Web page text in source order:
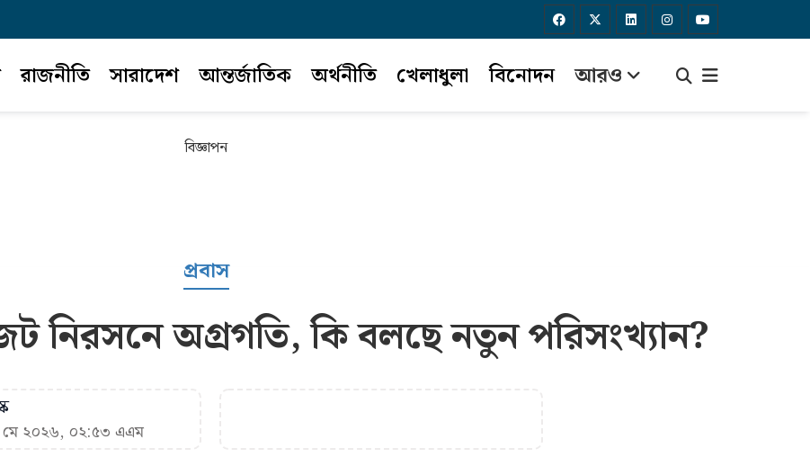
রাজনীতি সারাদেশ আন্তর্জাতিক অর্থনীতি খেলাধুলা বিনোদন আরও
বিজ্ঞাপন
প্রবাস
নিরসনে অগ্রগতি, কি বলছে নতুন পরিসংখ্যান?
মে ২০২৬, ০২:৫৩ এএম